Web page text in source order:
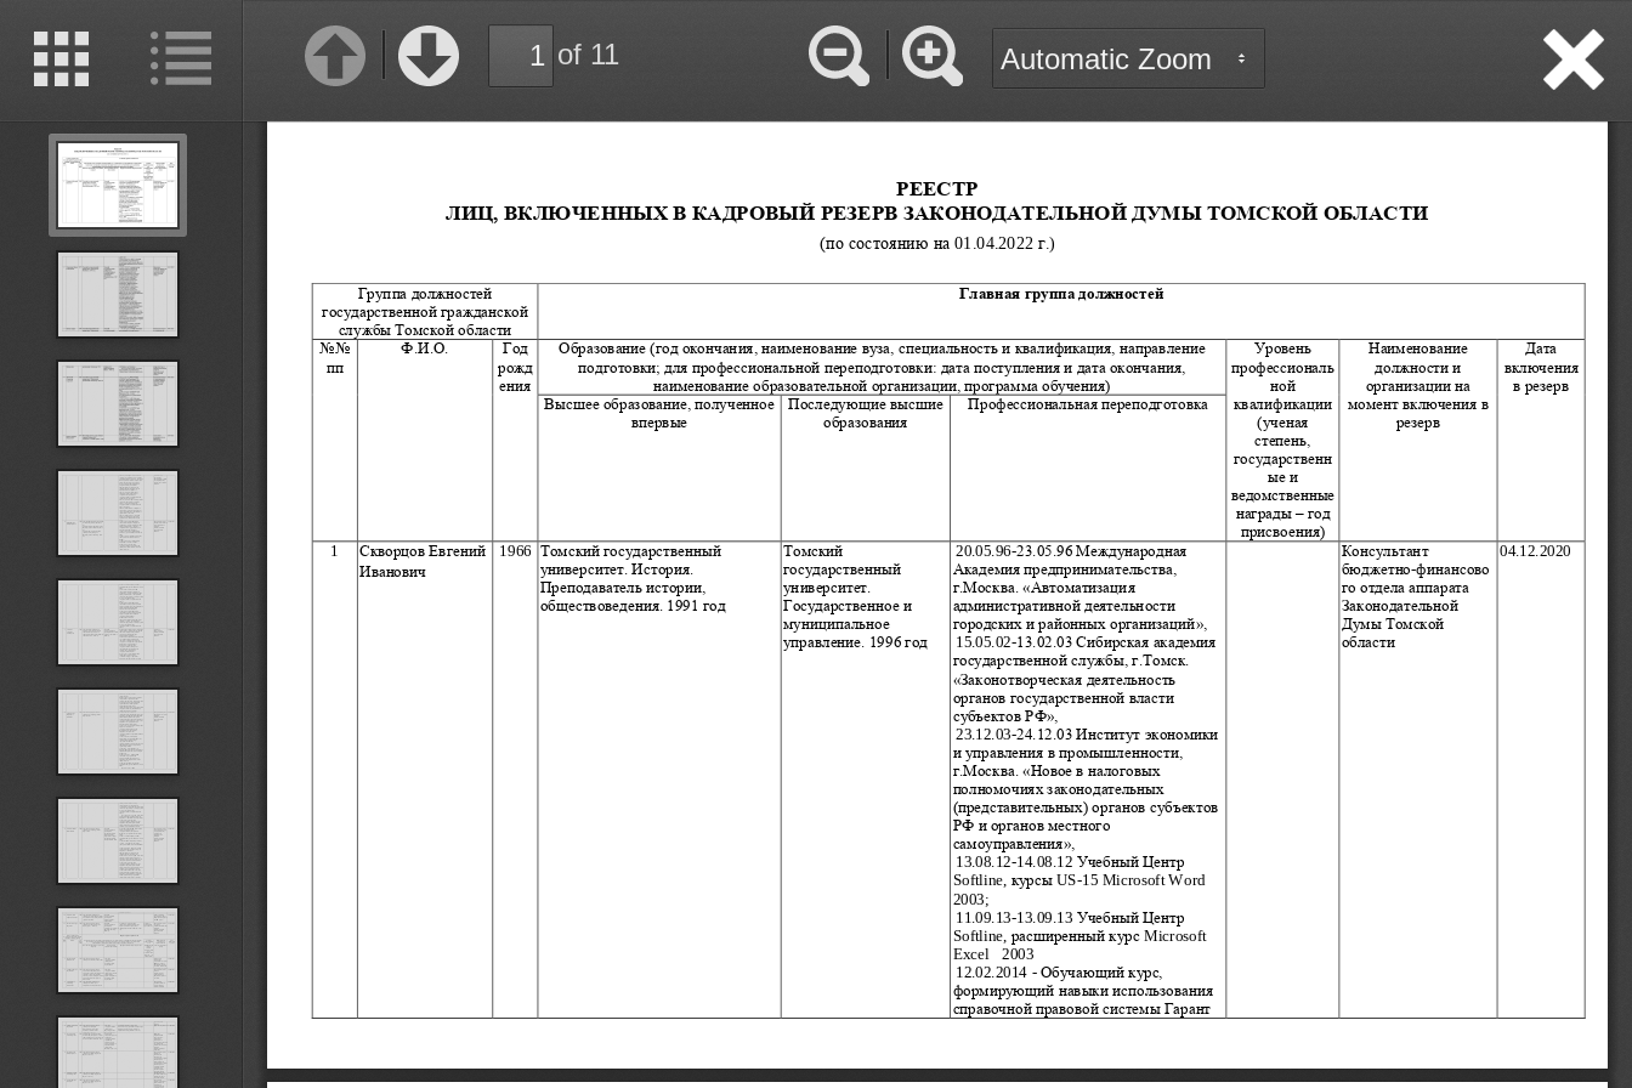
Thumbnails
Document
Previous Next of 11
Close
Zoom
Out
Zoom
РЕЕСТР
ЛИЦ, ВКЛЮЧЕННЫХ В КАДРОВЫЙ РЕЗЕРВ ЗАКОНОДАТЕЛЬНОЙ ДУМЫ ТОМСКОЙ ОБЛАСТИ
(по состоянию на 01 .
04.2022 г.)
Группа должностей
государственной гражданской
службы Томской области
Главная группа должностей
NoNo
пп
Ф.И.О.
Год
рожд
ения
Образование (год окончания, наименование вуза, специальность и квалификация, направление
подготовки; для профессиональной переподготовки: дата поступления и дата окончания,
наименование образовательной организации, программа обучения)
Уровень
профессиональ
ной
квалификации
(ученая
степень,
государственн
ые и
ведомственные
награды – год
присвоения)
Наименование
должности и
организации на
момент включения в
резерв
Дата
включения
в резерв
Высшее образование, полученное
впервые
Последующие высшие
образования
Профессиональная переподготовка
1
Скворцов Евгений
Иванович
1966 Томский государственный
университет. История.
Преподаватель истории,
обществоведения. 1991 год
Томский
государственный
университет.
Государственное и
муниципальное
управление. 1996 год
20.05.96-23.05.96 Международная
Академия предпринимательства,
г.Москва. «Автоматизация
административной деятельности
городских и районных организаций»,
15.05.02-13.02.03 Сибирская академия
государственной службы, г.Томск.
«Законотворческая деятельность
органов государственной власти
субъектов РФ»,
23.12.03-24.12.03 Институт экономики
и управления в промышленности,
г.Москва. «Новое в налоговых
полномочиях законодательных
(представительных) органов субъектов
РФ и органов местного
самоуправления»,
13.08.12-14.08.12 Учебный Центр
Softline, курсы US-15 Microsoft Word
2003;
11.09.13-13.09.13 Учебный Центр
Softline, расширенный курс Microsoft
Excel    2003
12.02.2014 -Обучающий курс,
формирующий навыки использования
справочной правовой системы Гарант
Консультант
бюджетно-финансово
го отдела аппарата
Законодательной
Думы Томской
области
04.12.2020